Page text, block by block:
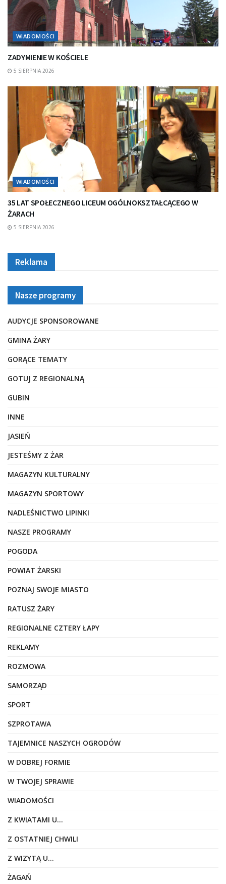
WIADOMOŚCI
ZADYMIENIE W KOŚCIELE
5 SIERPNIA 2026
WIADOMOŚCI
35 LAT SPOŁECZNEGO LICEUM OGÓLNOKSZTAŁCĄCEGO W
ŻARACH
5 SIERPNIA 2026
Reklama
Nasze programy
AUDYCJE SPONSOROWANE
GMINA ŻARY
GORĄCE TEMATY
GOTUJ Z REGIONALNĄ
GUBIN
INNE
JASIEŃ
JESTEŚMY Z ŻAR
MAGAZYN KULTURALNY
MAGAZYN SPORTOWY
NADLEŚNICTWO LIPINKI
NASZE PROGRAMY
POGODA
POWIAT ŻARSKI
POZNAJ SWOJE MIASTO
RATUSZ ŻARY
REGIONALNE CZTERY ŁAPY
REKLAMY
ROZMOWA
SAMORZĄD
SPORT
SZPROTAWA
TAJEMNICE NASZYCH OGRODÓW
W DOBREJ FORMIE
W TWOJEJ SPRAWIE
WIADOMOŚCI
Z KWIATAMI U…
Z OSTATNIEJ CHWILI
Z WIZYTĄ U…
ŻAGAŃ